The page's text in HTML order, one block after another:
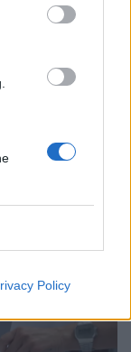
Policy
για
εκλογικού
και
με 15,1%.
και τέταρτο
με 8,7%.